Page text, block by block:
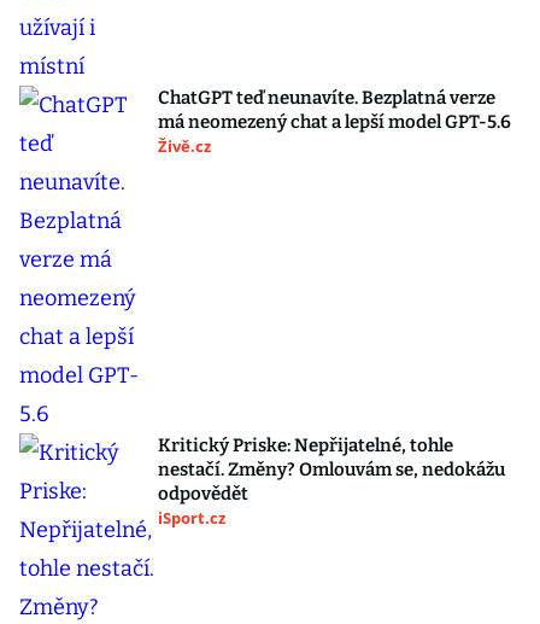
ChatGPT teď neunavíte. Bezplatná verze
má neomezený chat a lepší model GPT-5.6
Živě.cz
Kritický Priske: Nepřijatelné, tohle
nestačí. Změny? Omlouvám se, nedokážu
odpovědět
iSport.cz